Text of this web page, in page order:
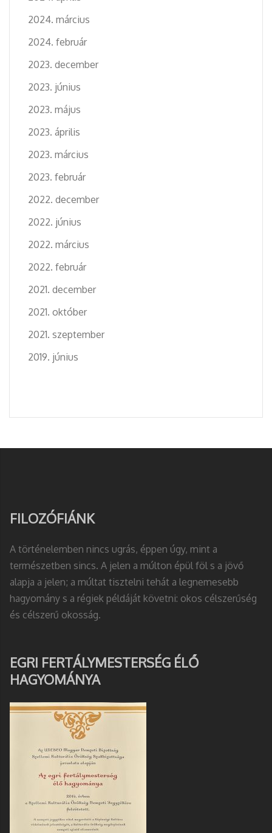
2024. március
2024. február
2023. december
2023. június
2023. május
2023. április
2023. március
2023. február
2022. december
2022. június
2022. március
2022. február
2021. december
2021. október
2021. szeptember
2019. június
FILOZÓFIÁNK
A történelemben nincs ugrás, éppen úgy, mint a
természetben sincs. A jelen a múlton épül föl s a jövő
alapja a jelen; a múltat tisztelni tehát a legnemesebb
hagyomány s a régiek példáját követni: okos célszerűség
és célszerű okosság.
EGRI FERTÁLYMESTERSÉG ÉLŐ
HAGYOMÁNYA